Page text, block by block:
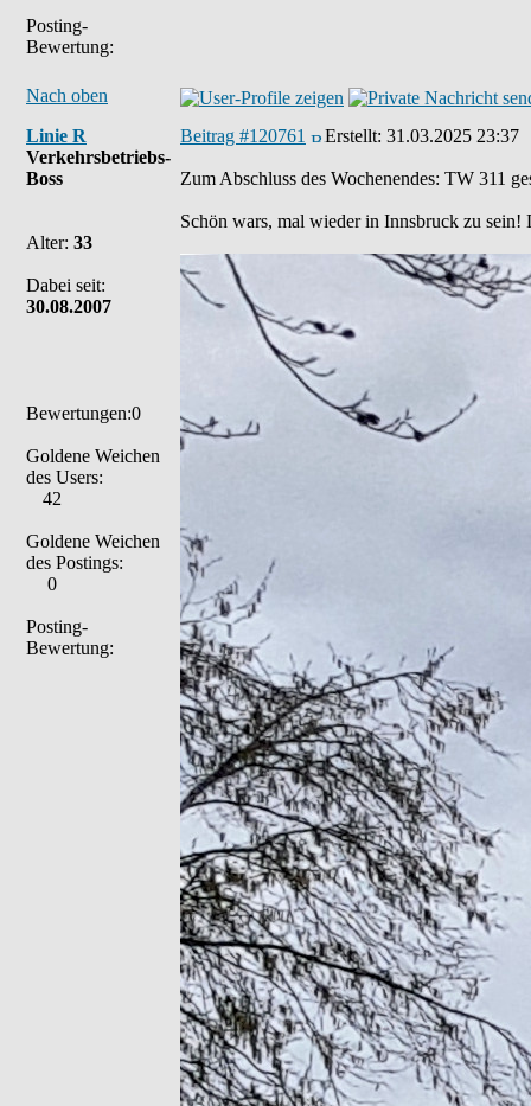
Posting-
Bewertung:
Nach oben
Linie R
Verkehrsbetriebs-
Boss
Alter: 33
Dabei seit:
30.08.2007
Bewertungen:0
Goldene Weichen
des Users:
42
Goldene Weichen
des Postings:
0
Posting-
Bewertung:
Beitrag #120761 Erstellt: 31.03.2025 23:37
Zum Abschluss des Wochenendes: TW 311
Schön wars, mal wieder in Innsbruck zu